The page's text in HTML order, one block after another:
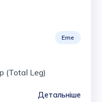
Eme
(Total Leg)
Детальніше